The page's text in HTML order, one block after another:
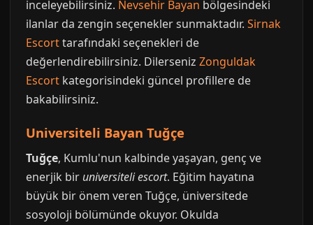
inceleyebilirsiniz. Nevsehir Bayan bölgesindeki
ilanlar da zengin seçenekler sunmaktadır. Sirnak
Escorttarafındaki seçenekleri de
değerlendirebilirsiniz. Dilerseniz Zonguldak
Escort kategorisindeki güncel profillere de
bakabilirsiniz.
Universiteli Bayan Tuğçe
Tuğçe, Kumlu'nun kalbinde yaşayan, genç ve
enerjik bir universiteli escort. Eğitim hayatına
büyük bir önem veren Tuğçe, üniversitede
sosyoloji bölümünde okuyor. Okulda